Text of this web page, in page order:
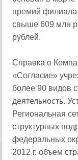
премий филиала
свыше 609 млн
рублей.
Справка о
«Согласие»
более 90 видов
деятельность.
Региональная
структурных
федеральных
2012 г. объем